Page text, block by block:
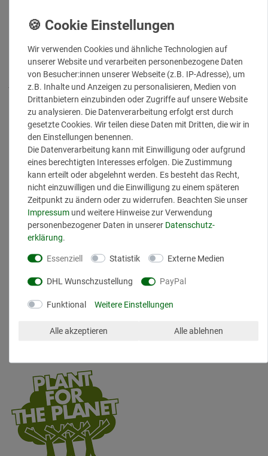
dieser luxuriösen Formulierung ist das hochpotente Antioxidans
Astaxanthin , bekannt als der "natürliche Schutzschild" der Natur. In
Kombination mit einem pflegenden Komplex aus wertvollen
Pflanzenölen stärkt diese Creme die Hautbarriere, verbessert die
Elastizität und schenkt Ihnen einen sichtbar erholten und
jugendlichen Teint. Ideal für anspruchsvolle, müde und durch
Umwelteinflüsse gestresste Haut.
Pflegende Wirkstoffe:
Astaxanthin
Olivenöl
Hagebuttenkernöl
Traubenkernöl
Avocadoöl
Sheabutter
Panthenol
Vitamin E
Creme
INHALT: 50 ml
Wir verwenden Cookies und ähnliche Technologien auf
unserer Website und verarbeiten personenbezogene Daten
von Besucher:innen unserer Webseite (z.B. IP-Adresse), um
z.B. Inhalte und Anzeigen zu personalisieren, Medien von
Drittanbietern einzubinden oder Zugriffe auf unsere Website
zu analysieren. Die Datenverarbeitung erfolgt erst durch
gesetzte Cookies. Wir teilen diese Daten mit Dritten, die wir in
den Einstellungen benennen.
Die Datenverarbeitung kann mit Einwilligung oder aufgrund
eines berechtigten Interesses erfolgen. Die Zustimmung
kann erteilt oder abgelehnt werden. Es besteht das Recht,
nicht einzuwilligen und die Einwilligung zu einem späteren
Zeitpunkt zu ändern oder zu widerrufen. Beachten Sie unser
Impressum und weitere Hinweise zur Verwendung
personenbezogener Daten in unserer Daten­schutz­
erklärung
Essenziell Statistik Externe Medien
DHL Wunschzustellung PayPal
Funktional Weitere Einstellungen
Alle akzeptieren Alle ablehnen